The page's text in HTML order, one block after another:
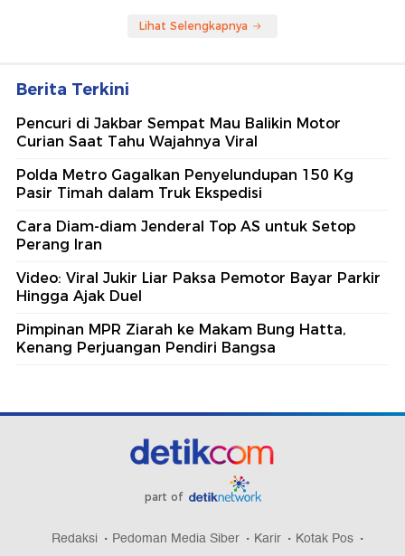
Lihat Selengkapnya
Berita Terkini
Pencuri di Jakbar Sempat Mau Balikin Motor
Curian Saat Tahu Wajahnya Viral
Polda Metro Gagalkan Penyelundupan 150 Kg
Pasir Timah dalam Truk Ekspedisi
Cara Diam-diam Jenderal Top AS untuk Setop
Perang Iran
Video: Viral Jukir Liar Paksa Pemotor Bayar Parkir
Hingga Ajak Duel
Pimpinan MPR Ziarah ke Makam Bung Hatta,
Kenang Perjuangan Pendiri Bangsa
part of
Redaksi Pedoman Media Siber Karir
Kotak Pos